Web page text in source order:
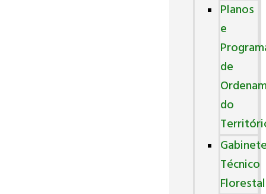
Planos
e
de
do
Técnico
Florestal